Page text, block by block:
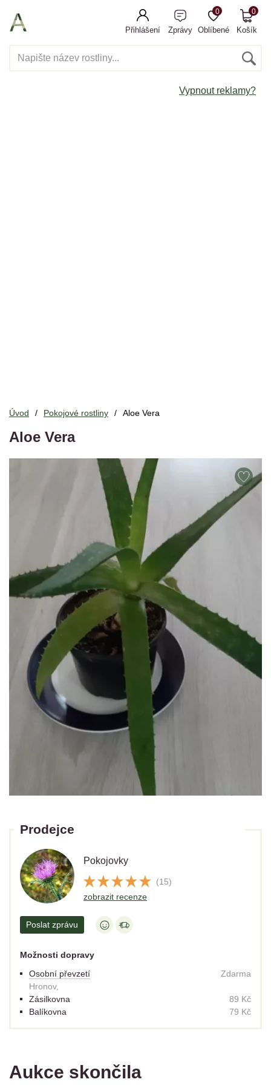
Přihlášení Zprávy Oblíbené
0
Košík
0
Vypnout reklamy?
Úvod Pokojové rostliny Aloe Vera
Aloe Vera
Prodejce
Pokojovky
(15)
zobrazit recenze
Poslat zprávu
Možnosti dopravy
Osobní převzetí
Hronov,
Zdarma
Zásilkovna
89 Kč
Balíkovna
79 Kč
Aukce skončila